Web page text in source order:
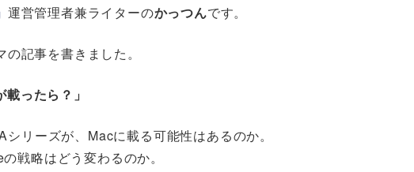
運営管理者兼ライターのかっつんです。
記事を書きました。
ったら？」
リーズが、Macに載る可能性はあるのか。
戦略はどう変わるのか。